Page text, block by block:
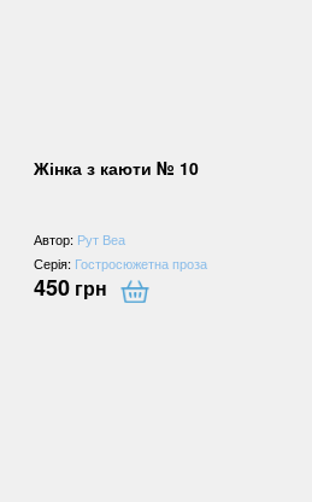
Жінка з каюти № 10
Автор: Рут Веа
Серія: Гостросюжетна проза
450 грн